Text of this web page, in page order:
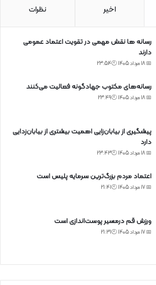
اخیر نظرات
رسانه ها نقش مهمی در تقویت اعتماد عمومی
دارند
📅 18 مرداد 1405 🕙23:54
رسانه‌های مکتوب جهادگونه فعالیت می‌کنند
📅 18 مرداد 1405 🕙23:49
پیشگیری از بیابان‌زایی اهمیت بیشتری از بیابان‌زدایی
دارد
📅 18 مرداد 1405 🕙23:43
اعتماد مردم بزرگ‌ترین سرمایه پلیس است
📅 17 مرداد 1405 🕙21:41
ورزش قم درمسیر پوست‌اندازی است
📅 17 مرداد 1405 🕙21:31